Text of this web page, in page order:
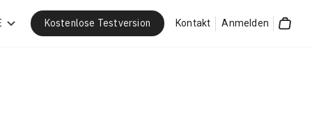
Kostenlose Testversion Kontakt Anmelden